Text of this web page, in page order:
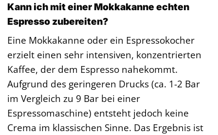
Kann ich mit einer Mokkakanne echten
Espresso zubereiten?
Eine Mokkakanne oder ein Espressokocher
erzielt einen sehr intensiven, konzentrierten
Kaffee, der dem Espresso nahekommt.
Aufgrund des geringeren Drucks (ca. 1-2 Bar
im Vergleich zu 9 Bar bei einer
Espressomaschine) entsteht jedoch keine
Crema im klassischen Sinne. Das Ergebnis ist